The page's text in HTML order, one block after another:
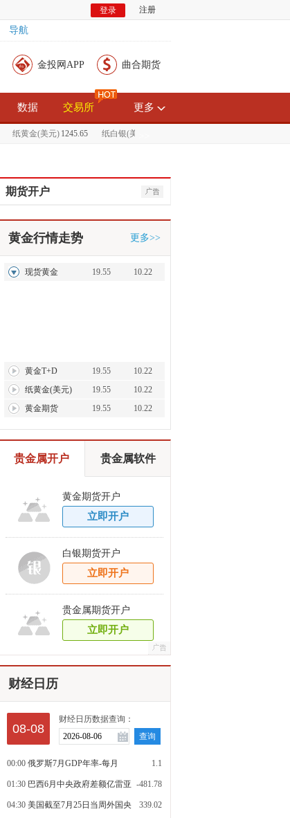
注册
登录
导航
金投网APP 曲合期货
更多
数据 交易所
纸黄金(美元) 1245.65 纸白银(美元)
期货开户
更多>>
黄金行情走势
现货黄金 19.55 10.22
黄金T+D 19.55
10.22
纸黄金(美元)
19.55
10.22
黄金期货
19.55 10.22
贵金属开户 贵金属软件
黄金期货开户
立即开户
白银期货开户
立即开户
贵金属期货开户
立即开户
财经日历
08-08
财经日历数据查询：
1.1
00:00 俄罗斯7月GDP年率-每月
-481.78
01:30 巴西6月中央政府差额亿雷亚
尔 339.02
04:30 美国截至7月25日当周外国央